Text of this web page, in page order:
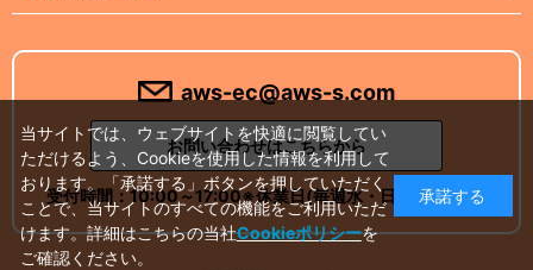
aws-ec@aws-s.com
お問い合わせはこちらから
受付時間：10:00～17:00※休業日(毎週水・日曜日)を除く
当サイトでは、ウェブサイトを快適に閲覧してい
ただけるよう、Cookieを使用した情報を利用して
おります。「承諾する」ボタンを押していただく
ことで、当サイトのすべての機能をご利用いただ
けます。詳細はこちらの当社Cookieポリシーを
ご確認ください。
承諾する